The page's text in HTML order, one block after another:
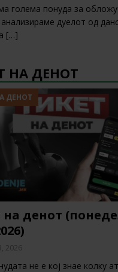
голема понуда за
дуелот од
[…]
НА ДЕНОТ
ДЕНОТ
на денот
2026
не е кој знае колку